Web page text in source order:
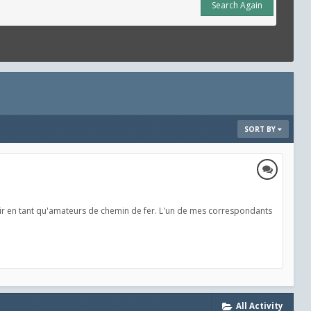
Search Again
SORT BY
tant qu'amateurs de chemin de fer. L'un de mes correspondants
All Activity